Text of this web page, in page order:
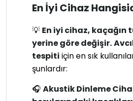
En İyi Cihaz
💡 En iyi cihaz, kaçağın
yerine göre değişir.
tespiti için en sık
şunlardır:
🎧 Akustik Dinleme